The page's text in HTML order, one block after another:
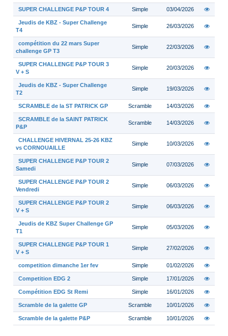
SUPER CHALLENGE P&P TOUR 4 Simple 03/04/2026
Jeudis de KBZ - Super Challenge
T4
Simple 26/03/2026
compétition du 22 mars Super
challenge GP T3
Simple 22/03/2026
SUPER CHALLENGE P&P TOUR 3
V + S
Simple 20/03/2026
Jeudis de KBZ - Super Challenge
T2
Simple 19/03/2026
SCRAMBLE de la ST PATRICK GP Scramble 14/03/2026
SCRAMBLE de la SAINT PATRICK
P&P
Scramble 14/03/2026
CHALLENGE HIVERNAL 25-26 KBZ
vs CORNOUAILLE
Simple 10/03/2026
SUPER CHALLENGE P&P TOUR 2
Samedi
Simple 07/03/2026
SUPER CHALLENGE P&P TOUR 2
Vendredi
Simple 06/03/2026
SUPER CHALLENGE P&P TOUR 2
V + S
Simple 06/03/2026
Jeudis de KBZ Super Challenge GP
T1
Simple 05/03/2026
SUPER CHALLENGE P&P TOUR 1
V + S
Simple 27/02/2026
competition dimanche 1er fev Simple 01/02/2026
Competition EDG 2 Simple 17/01/2026
Compétition EDG St Remi Simple 16/01/2026
Scramble de la galette GP Scramble 10/01/2026
Scramble de la galette P&P Scramble 10/01/2026